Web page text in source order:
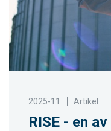
2025-11 Artikel
RISE - en